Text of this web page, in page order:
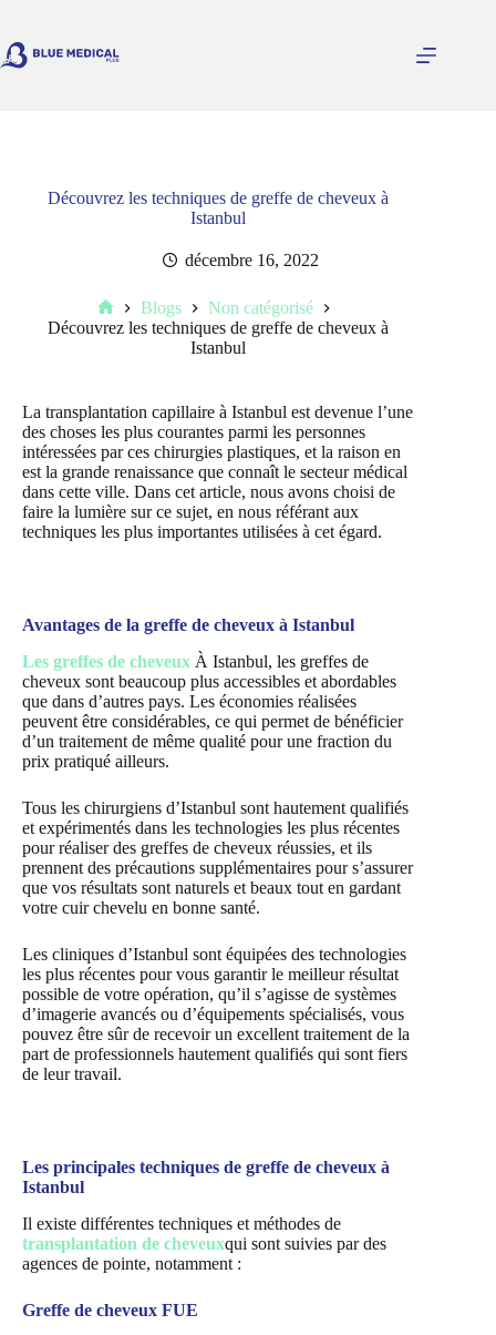
contenu
Découvrez les techniques de greffe de cheveux à
Istanbul
décembre 16, 2022
Accueil
Blogs
Non catégorisé
Découvrez les techniques de greffe de cheveux à
Istanbul
La transplantation capillaire à Istanbul est devenue l’une
des choses les plus courantes parmi les personnes
intéressées par ces chirurgies plastiques, et la raison en
est la grande renaissance que connaît le secteur médical
dans cette ville. Dans cet article, nous avons choisi de
faire la lumière sur ce sujet, en nous référant aux
techniques les plus importantes utilisées à cet égard.
Avantages de la greffe de cheveux à Istanbul
Les greffes de cheveux À Istanbul, les greffes de
cheveux sont beaucoup plus accessibles et abordables
que dans d’autres pays. Les économies réalisées
peuvent être considérables, ce qui permet de bénéficier
d’un traitement de même qualité pour une fraction du
prix pratiqué ailleurs.
Tous les chirurgiens d’Istanbul sont hautement qualifiés
et expérimentés dans les technologies les plus récentes
pour réaliser des greffes de cheveux réussies, et ils
prennent des précautions supplémentaires pour s’assurer
que vos résultats sont naturels et beaux tout en gardant
votre cuir chevelu en bonne santé.
Les cliniques d’Istanbul sont équipées des technologies
les plus récentes pour vous garantir le meilleur résultat
possible de votre opération, qu’il s’agisse de systèmes
d’imagerie avancés ou d’équipements spécialisés, vous
pouvez être sûr de recevoir un excellent traitement de la
part de professionnels hautement qualifiés qui sont fiers
de leur travail.
Les principales techniques de greffe de cheveux à
Istanbul
Il existe différentes techniques et méthodes de
transplantation de cheveuxqui sont suivies par des
agences de pointe, notamment :
Greffe de cheveux FUE